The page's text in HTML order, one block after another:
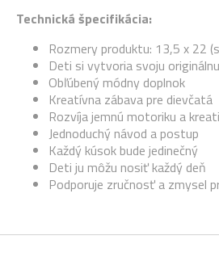
Technická špecifikácia:
Rozmery produktu: 13,5 x 22
Deti si vytvoria svoju
Obľúbený módny doplnok
Kreatívna zábava pre dievčatá
Rozvíja jemnú motoriku a
Jednoduchý návod a postup
Každý kúsok bude jedinečný
Deti ju môžu nosiť každý deň
Podporuje zručnosť a zmysel